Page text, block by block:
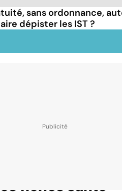
sans ordonnance,
dépister les IST ?
fiches santé